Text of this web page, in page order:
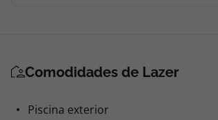
Comodidades de Lazer
Piscina exterior